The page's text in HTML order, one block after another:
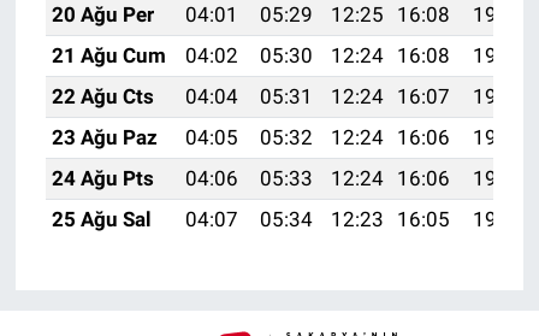
20 Ağu Per
04:01 05:29 12:25 16:08
19:10
21 Ağu Cum
04:02 05:30 12:24 16:08
19:09
22 Ağu Cts
04:04 05:31 12:24 16:07
19:07
23 Ağu Paz
04:05 05:32 12:24 16:06
19:06
24 Ağu Pts
04:06 05:33 12:24 16:06
19:05
25 Ağu Sal
04:07 05:34 12:23 16:05 19:03